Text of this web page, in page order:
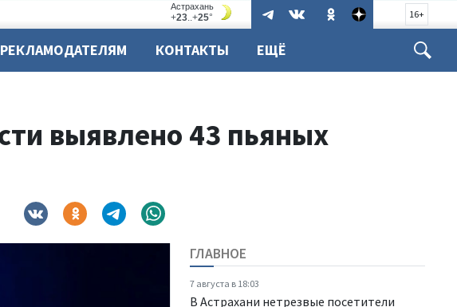
16+
РЕКЛАМОДАТЕЛЯМ КОНТАКТЫ ЕЩЁ
выявлено 43 пьяных
ГЛАВНОЕ
7 августа в 18:03
В Астрахани нетрезвые посетители